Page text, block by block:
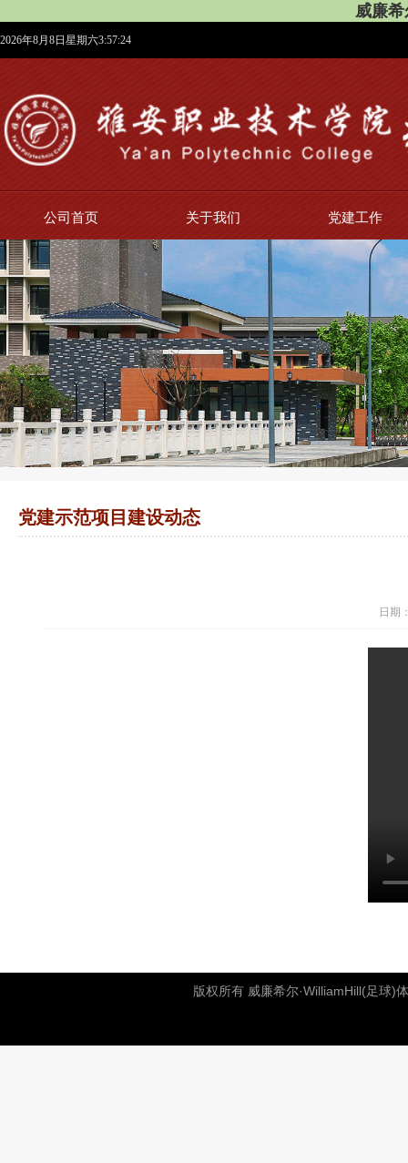
威廉
2026年8月8日星期六3:57:24
公司首页 关于我们 党建工作
党建示范项目建设动态
日
版权所有 威廉希尔·WilliamHill(足球)体